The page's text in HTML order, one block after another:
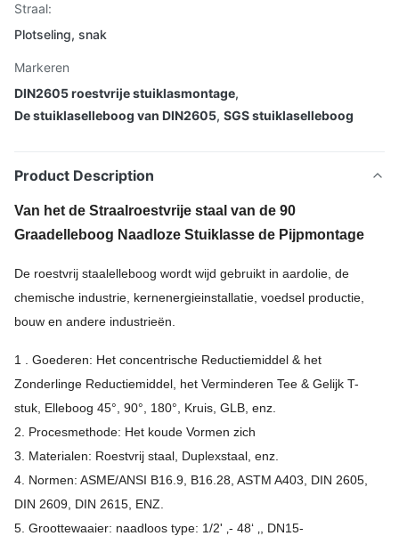
Straal:
Plotseling, snak
Markeren
DIN2605 roestvrije stuiklasmontage,
De stuiklaselleboog van DIN2605, SGS stuiklaselleboog
Product Description
Van het de Straalroestvrije staal van de 90
Graadelleboog Naadloze Stuiklasse de Pijpmontage
De roestvrij staalelleboog wordt wijd gebruikt in aardolie, de
chemische industrie, kernenergieinstallatie, voedsel productie,
bouw en andere industrieën.
1 . Goederen: Het concentrische Reductiemiddel & het
Zonderlinge Reductiemiddel, het Verminderen Tee & Gelijk T-
stuk, Elleboog 45°, 90°, 180°, Kruis, GLB, enz.
2. Procesmethode: Het koude Vormen zich
3. Materialen: Roestvrij staal, Duplexstaal, enz.
4. Normen: ASME/ANSI B16.9, B16.28, ASTM A403, DIN 2605,
DIN 2609, DIN 2615, ENZ.
5. Groottewaaier: naadloos type: 1/2' ‚- 48‘ ‚, DN15-